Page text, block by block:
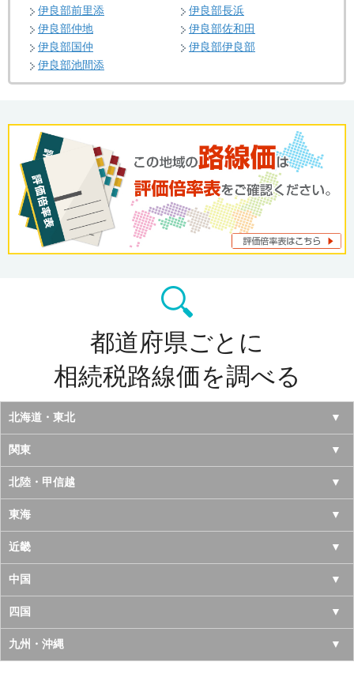
伊良部前里添
伊良部長浜
伊良部仲地
伊良部佐和田
伊良部国仲
伊良部伊良部
伊良部池間添
都道府県ごとに
相続税路線価を調べる
北海道・東北
北海道
青森県
岩手県
宮城県
秋田県
山形県
福島県
関東
東京都
神奈川県
千葉県
埼玉県
茨城県
栃木県
北陸・甲信越
山梨県
長野県
新潟県
富山県
石川県
東海
愛知県
岐阜県
三重県
静岡県
近畿
大阪府
京都府
兵庫県
中国
鳥取県
島根県
四国
徳島県
九州・沖縄